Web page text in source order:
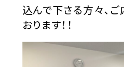
込んで下さる方々、
おります！！